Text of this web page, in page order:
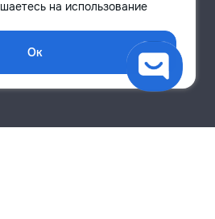
на использование
Ок
Ботаника